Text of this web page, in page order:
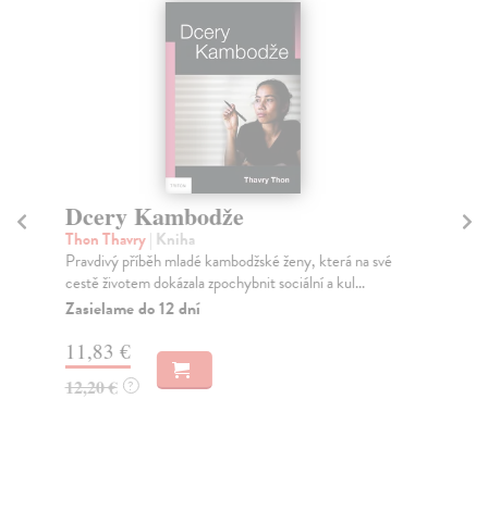
Dcery Kambodže
Thon Thavry| Kniha
Pravdivý příběh mladé kambodžské ženy, která na své
cestě životem dokázala zpochybnit sociální a kul...
Zasielame do 12 dní
11,83 €
12,20 € ?